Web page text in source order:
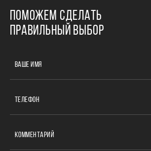
ПОМОЖЕМ СДЕЛАТЬ
ПРАВИЛЬНЫЙ ВЫБОР
ВАШЕ ИМЯ
ТЕЛЕФОН
КОММЕНТАРИЙ